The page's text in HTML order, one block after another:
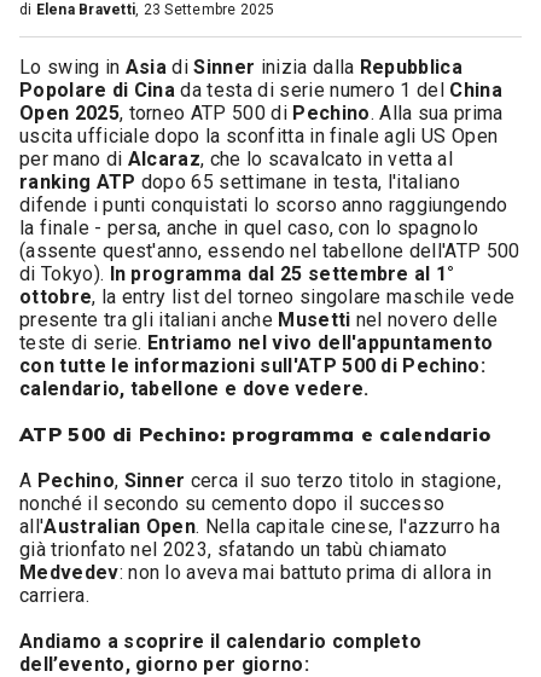
di Elena Bravetti, 23 Settembre 2025
Lo swing in AsiadiSinner inizia dalla Repubblica
Popolare di Cinada testa di serie numero 1 del China
Open 2025, torneo ATP 500 di Pechino. Alla sua prima
uscita ufficiale dopo la sconfitta in finale agli US Open
per mano di Alcaraz, che lo scavalcato in vetta al
ranking ATP dopo 65 settimane in testa, l'italiano
difende i punti conquistati lo scorso anno raggiungendo
la finale - persa, anche in quel caso, con lo spagnolo
(assente quest'anno, essendo nel tabellone dell'ATP 500
di Tokyo). In programma dal 25 settembre al 1°
ottobre, la entry list del torneo singolare maschile vede
presente tra gli italiani anche Musetti nel novero delle
teste di serie. Entriamo nel vivo dell'appuntamento
con tutte le informazioni sull'ATP 500 di Pechino:
calendario, tabellone e dove vedere.
ATP 500 di Pechino: programma e calendario
A Pechino, Sinner cerca il suo terzo titolo in stagione,
nonché il secondo su cemento dopo il successo
all'Australian Open. Nella capitale cinese, l'azzurro ha
già trionfato nel 2023, sfatando un tabù chiamato
Medvedev: non lo aveva mai battuto prima di allora in
carriera.
Andiamo a scoprire il calendario completo
dell’evento, giorno per giorno: